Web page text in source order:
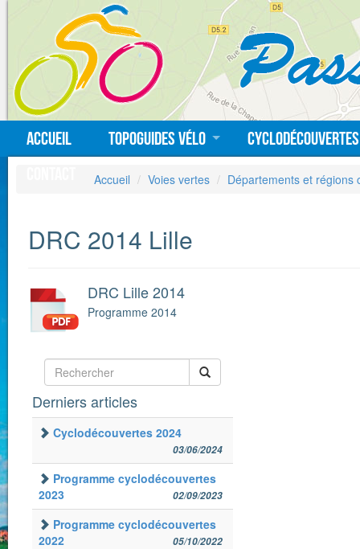
Accueil Topoguides vélo
Cyclodécouvertes
Accueil Voies vertes Départements et régions
DRC 2014 Lille
DRC Lille 2014
Programme 2014
Derniers articles
Cyclodécouvertes 2024
03/06/2024
Programme cyclodécouvertes
2023
02/09/2023
Programme cyclodécouvertes
2022
05/10/2022